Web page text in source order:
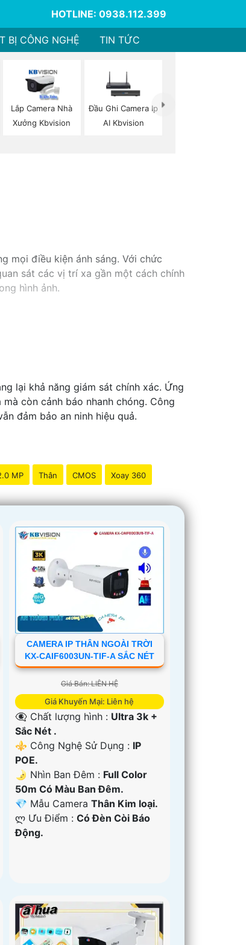
HOTLINE: 0938.112.399
BỊ CÔNG NGHỆ TIN TỨC
Lắp Camera Nhà
Xưởng Kbvision
Đầu Ghi Camera Ip
AI Kbvision
mọi điều kiện ánh sáng. Với chức
sát các vị trí xa gần một cách chính
hình ảnh.
lại khả năng giám sát chính xác. Ứng
còn cảnh báo nhanh chóng. Công
đảm bảo an ninh hiệu quả.
MP Thân CMOS Xoay 360
CAMERA IP THÂN NGOÀI TRỜI
KX-CAIF6003UN-TIF-A SẮC NÉT
Giá Bán: LIÊN HỆ
Giá Khuyến Mại: Liên hệ
👁️‍🗨 Chất lượng hình : Ultra 3k +
Sắc Nét .
⚜️ Công Nghệ Sử Dụng : IP
POE.
🌛 Nhìn Ban Đêm : Full Color
50m Có Màu Ban Ðêm.
💎 Mẫu CameraThân Kim loại.
️ლ Ưu Điểm :Có Ðèn Còi Báo
Động.